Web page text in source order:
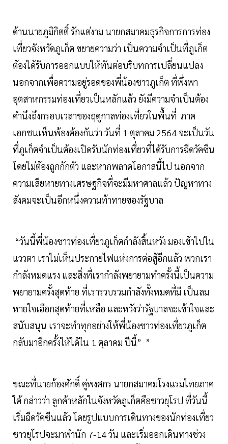
ด้านนายภูมิกิตติ์ รักแต่งาม นายกสมาคมธุรกิจการการท่อง
เที่ยวจังหวัดภูเก็ต ขยายความว่า เป็นความจำเป็นที่ภูเก็ต
ต้องได้รับการออกแบบให้ทันต่อบริบทการเปลี่ยนแปลง
นอกจากเพื่อความอยู่รอดของพี่น้องชาวภูเก็ต ที่พึ่งพา
อุตสาหกรรมท่องเที่ยวเป็นหลักแล้ว ยังมีความจำเป็นต้อง
คำนึงถึงกรอบเวลาของฤดูกาลท่องเที่ยวในพื้นที่ ภาค
เอกชนเห็นพ้องต้องกันว่า วันที่ 1 ตุลาคม 2564 จะเป็นวัน
ที่ภูเก็ตจำเป็นต้องเปิดรับนักท่องเที่ยวที่ได้รับการฉีดวัคซีน
โดยไม่ต้องถูกกักตัว และหากพลาดโอกาสนี้ไป นอกจาก
ความเสียหายทางเศรษฐกิจที่จะมีมหาศาลแล้ว ปัญหาทาง
สังคมจะเป็นอีกหนึ่งความท้าทายของรัฐบาล
“วันนี้พี่น้องชาวท่องเที่ยวภูเก็ตกำลังสิ้นหวัง มองเข้าไปใน
แววตา เราไม่เห็นประกายไฟแห่งการต่อสู้อีกแล้ว พวกเรา
กำลังหมดแรง และสิ่งที่เรากำลังพยายามทำครั้งนี้เป็นความ
พยายามครั้งสุดท้าย ที่เรารวบรวมกำลังทั้งหมดที่มี เป็นลม
หายใจเฮือกสุดท้ายที่เหลือ และหวังว่ารัฐบาลจะเข้าใจและ
สนับสนุน เราจะทำทุกอย่างให้พี่น้องชาวท่องเที่ยวภูเก็ต
กลับมาอีกครั้งให้ได้ใน 1 ตุลาคม ปีนี้” ”
ขณะที่นายก้องศักดิ์ คู่พงศกร นายกสมาคมโรงแรมไทยภาค
ใต้ กล่าวว่า ลูกค้าหลักในจังหวัดภูเก็ตคือชาวยุโรป ที่วันนี้
เริ่มฉีดวัคซีนแล้ว โดยรูปแบบการเดินทางของนักท่องเที่ยว
ชาวยุโรปจะมาพำนัก 7-14 วัน และเริ่มออกเดินทางช่วง